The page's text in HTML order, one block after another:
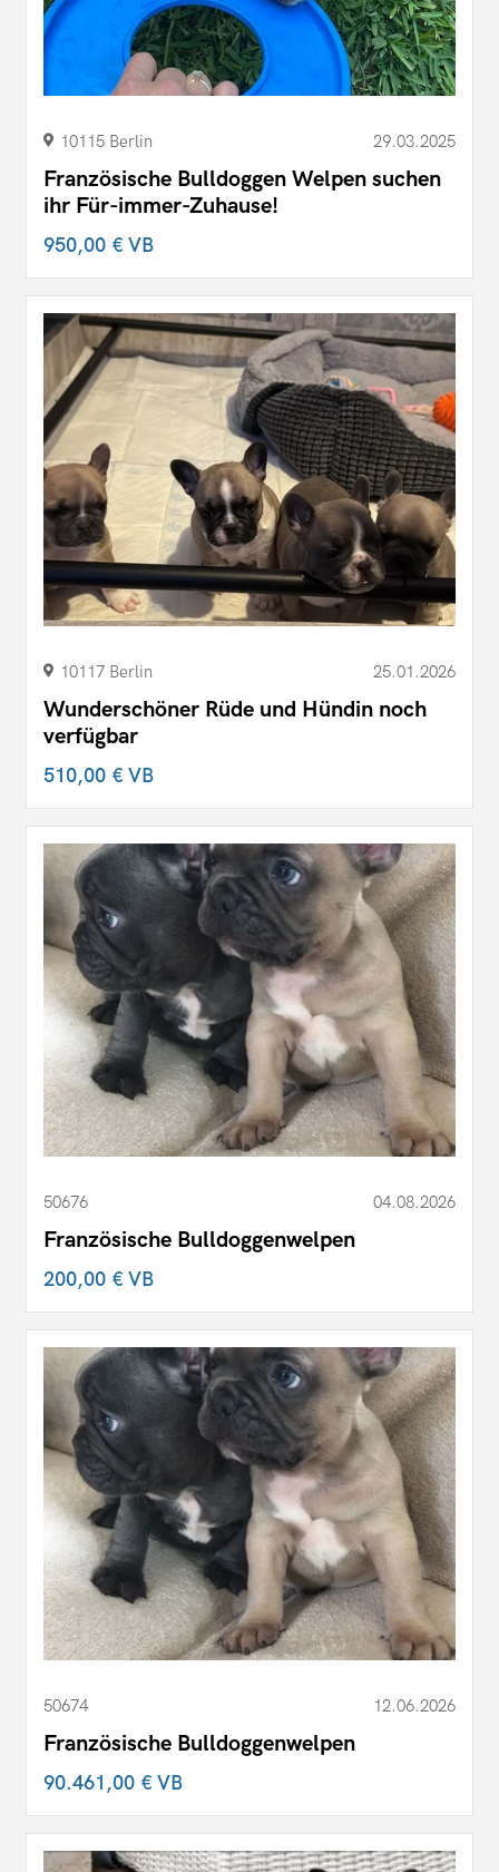
10115 Berlin 29.03.2025
Französische Bulldoggen Welpen suchen
ihr Für-immer-Zuhause!
950,00 €VB
10117 Berlin 25.01.2026
Wunderschöner Rüde und Hündin noch
verfügbar
510,00 €VB
50676 04.08.2026
Französische Bulldoggenwelpen
200,00 €VB
50674 12.06.2026
Französische Bulldoggenwelpen
90.461,00 €VB